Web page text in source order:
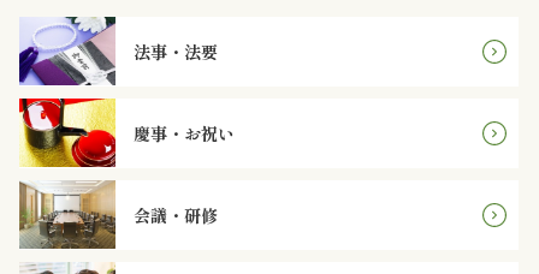
の
集
ま
り
価
法事・法要
慶事・お祝い
会議・研修